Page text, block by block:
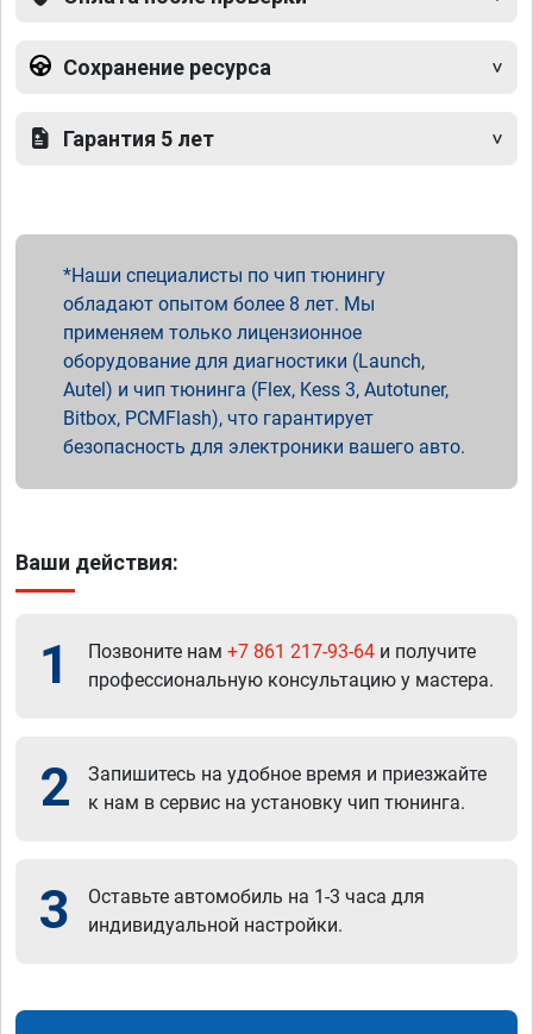
Сохранение ресурса
Гарантия 5 лет
Наши специалисты по чип тюнингу
обладают опытом более 8 лет. Мы
применяем только лицензионное
оборудование для диагностики (Launch,
Autel) и чип тюнинга (Flex, Kess 3, Autotuner,
Bitbox, PCMFlash), что гарантирует
безопасность для электроники вашего авто.
Ваши действия:
1 Позвоните нам +7 861 217-93-64 и получите
профессиональную консультацию у мастера.
2
Запишитесь на удобное время и приезжайте
к нам в сервис на установку чип тюнинга.
3
Оставьте автомобиль на 1-3 часа для
индивидуальной настройки.